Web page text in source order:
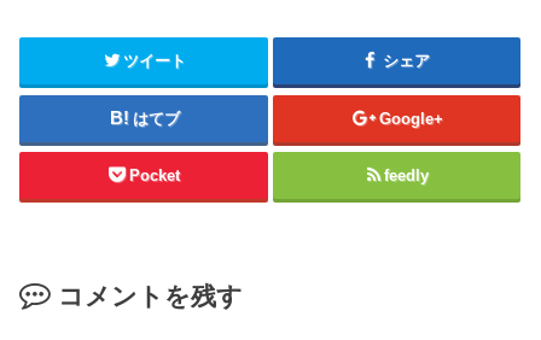
ツイート シェア
はてブ Google+
Pocket feedly
コメントを残す